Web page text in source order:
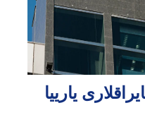
یارییا